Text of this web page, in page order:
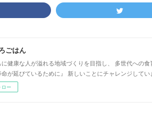
ごはん
健康な人が溢れる地域づくりを目指し、 多世代への
が延びているために』 新しいことにチャレンジしてい
ロー